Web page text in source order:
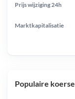
Prijs wijziging 24h
Marktkapitalisatie
Populaire